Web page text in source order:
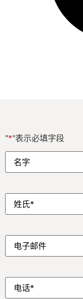
"*"表示必填字段
名
*
姓
电
邮
电